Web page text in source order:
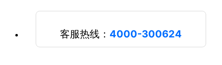
客服热线： 4000-300624